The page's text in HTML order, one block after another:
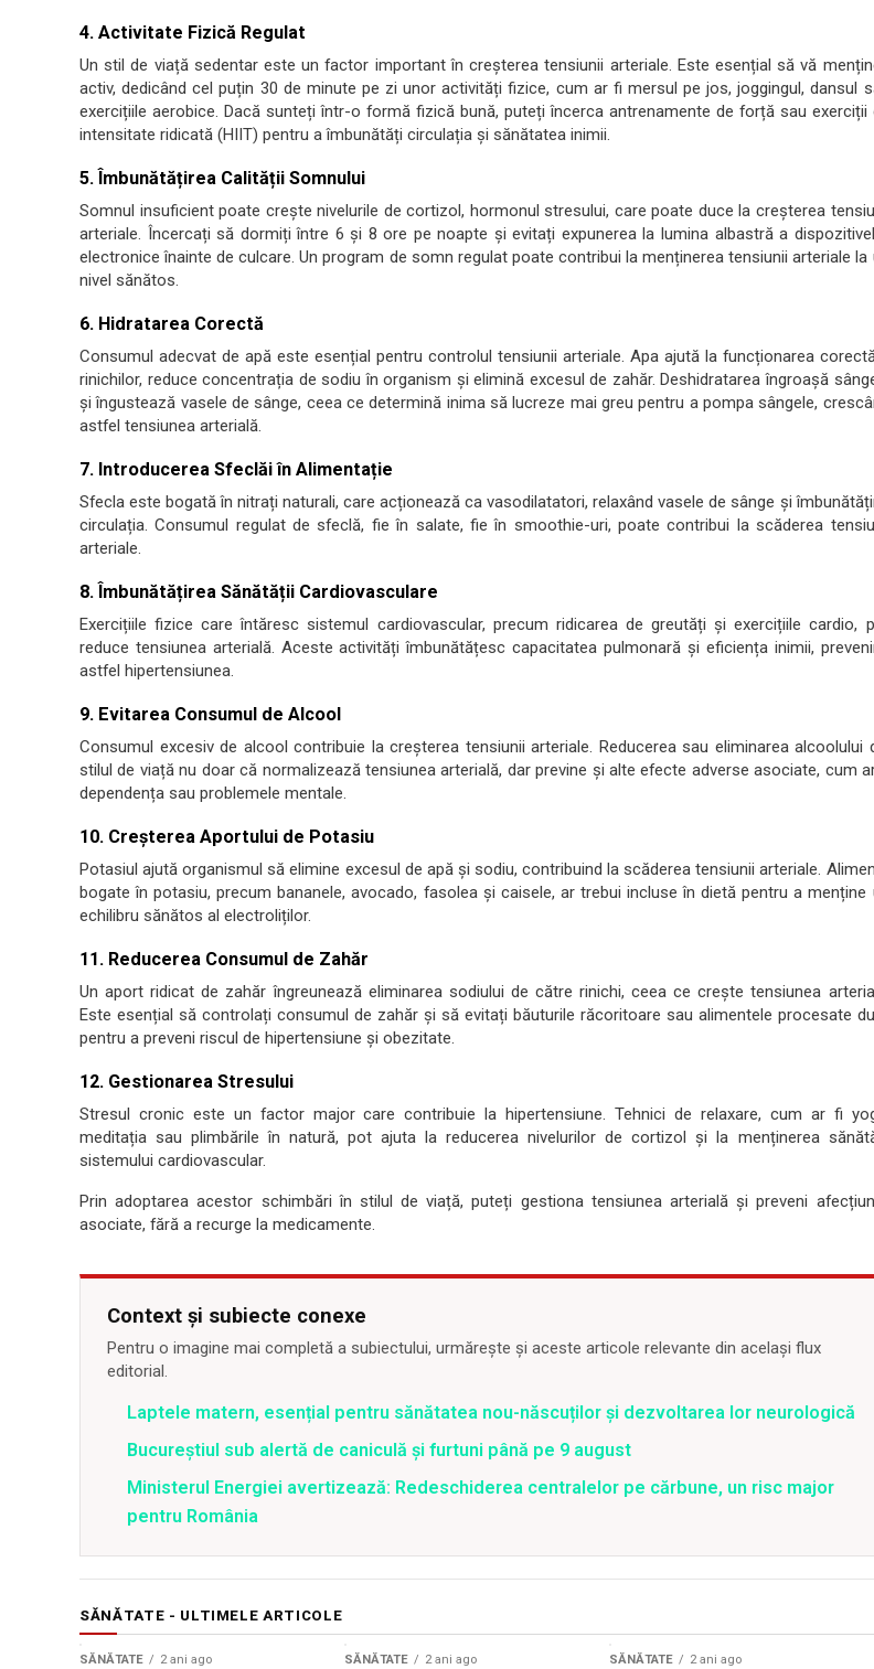
4. Activitate Fizică Regulat
Un stil de viață sedentar este un factor important în creșterea tensiunii arteriale. Este esențial să vă
activ, dedicând cel puțin 30 de minute pe zi unor activități fizice, cum ar fi mersul pe jos, joggingul, dansul
exercițiile aerobice. Dacă sunteți într-o formă fizică bună, puteți încerca antrenamente de forță sau exerciții
intensitate ridicată (HIIT) pentru a îmbunătăți circulația și sănătatea inimii.
5. Îmbunătățirea Calității Somnului
Somnul insuficient poate crește nivelurile de cortizol, hormonul stresului, care poate duce la creșterea
arteriale. Încercați să dormiți între 6 și 8 ore pe noapte și evitați expunerea la lumina albastră a
electronice înainte de culcare. Un program de somn regulat poate contribui la menținerea tensiunii arteriale la
nivel sănătos.
6. Hidratarea Corectă
Consumul adecvat de apă este esențial pentru controlul tensiunii arteriale. Apa ajută la funcționarea
rinichilor, reduce concentrația de sodiu în organism și elimină excesul de zahăr. Deshidratarea îngroașă
și îngustează vasele de sânge, ceea ce determină inima să lucreze mai greu pentru a pompa sângele,
astfel tensiunea arterială.
7. Introducerea Sfeclăi în Alimentație
Sfecla este bogată în nitrați naturali, care acționează ca vasodilatatori, relaxând vasele de sânge și
circulația. Consumul regulat de sfeclă, fie în salate, fie în smoothie-uri, poate contribui la scăderea
arteriale.
8. Îmbunătățirea Sănătății Cardiovasculare
Exercițiile fizice care întăresc sistemul cardiovascular, precum ridicarea de greutăți și exercițiile cardio,
reduce tensiunea arterială. Aceste activități îmbunătățesc capacitatea pulmonară și eficiența inimii,
astfel hipertensiunea.
9. Evitarea Consumul de Alcool
Consumul excesiv de alcool contribuie la creșterea tensiunii arteriale. Reducerea sau eliminarea alcoolului
stilul de viață nu doar că normalizează tensiunea arterială, dar previne și alte efecte adverse asociate, cum
dependența sau problemele mentale.
10. Creșterea Aportului de Potasiu
Potasiul ajută organismul să elimine excesul de apă și sodiu, contribuind la scăderea tensiunii arteriale.
bogate în potasiu, precum bananele, avocado, fasolea și caisele, ar trebui incluse în dietă pentru a menține
echilibru sănătos al electroliților.
11. Reducerea Consumul de Zahăr
Un aport ridicat de zahăr îngreunează eliminarea sodiului de către rinichi, ceea ce crește tensiunea
Este esențial să controlați consumul de zahăr și să evitați băuturile răcoritoare sau alimentele procesate
pentru a preveni riscul de hipertensiune și obezitate.
12. Gestionarea Stresului
Stresul cronic este un factor major care contribuie la hipertensiune. Tehnici de relaxare, cum ar fi
meditația sau plimbările în natură, pot ajuta la reducerea nivelurilor de cortizol și la menținerea
sistemului cardiovascular.
Prin adoptarea acestor schimbări în stilul de viață, puteți gestiona tensiunea arterială și preveni
asociate, fără a recurge la medicamente.
Context și subiecte conexe
Pentru o imagine mai completă a subiectului, urmărește și aceste articole relevante din același flux
editorial.
Laptele matern, esențial pentru sănătatea nou-născuților și dezvoltarea lor neurologică
Bucureștiul sub alertă de caniculă și furtuni până pe 9 august
Ministerul Energiei avertizează: Redeschiderea centralelor pe cărbune, un risc major
pentru România
SĂNĂTATE - ULTIMELE ARTICOLE
SĂNĂTATE 2 ani ago SĂNĂTATE 2 ani ago SĂNĂTATE 2 ani ago